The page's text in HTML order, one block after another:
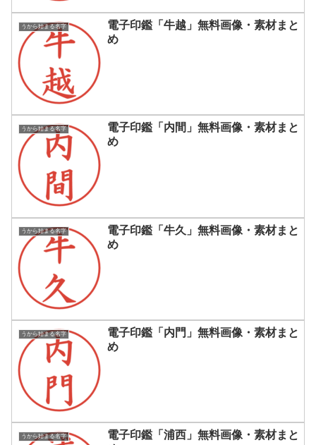
うから始まる名字
電子印鑑「牛越」無料画像・素材まと
め
うから始まる名字
電子印鑑「内間」無料画像・素材まと
め
うから始まる名字
電子印鑑「牛久」無料画像・素材まと
め
うから始まる名字
電子印鑑「内門」無料画像・素材まと
め
うから始まる名字
電子印鑑「浦西」無料画像・素材まと